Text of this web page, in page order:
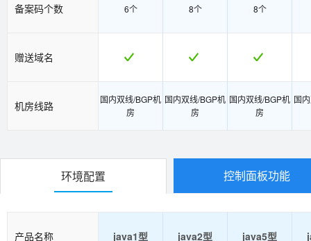
备案码个数 6个 8个 8个
赠送域名
机房线路
国内双线/BGP机
房
国内双线/BGP机
房
国内双线/BGP机
房
国
环境配置 控制面板功能
产品名称 java1型 java2型 java5型